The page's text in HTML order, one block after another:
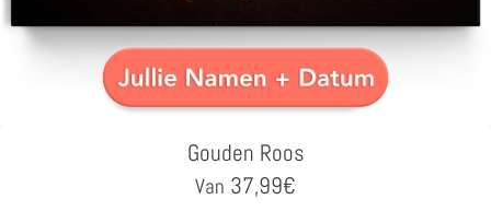
Gouden Roos
Van 37,99€